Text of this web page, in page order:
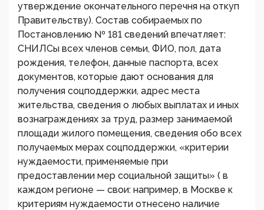
утверждение окончательного перечня на откуп
Правительству). Состав собираемых по
Постановлению № 181 сведений впечатляет:
СНИЛСы всех членов семьи, ФИО, пол, дата
рождения, телефон, данные паспорта, всех
документов, которые дают основания для
получения соцподдержки, адрес места
жительства, сведения о любых выплатах и иных
вознаграждениях за труд, размер занимаемой
площади жилого помещения, сведения обо всех
получаемых мерах соцподдержки, «критерии
нуждаемости, применяемые при
предоставлении мер социальной защиты» ( в
каждом регионе — свои: например, в Москве к
критериям нуждаемости отнесено наличие